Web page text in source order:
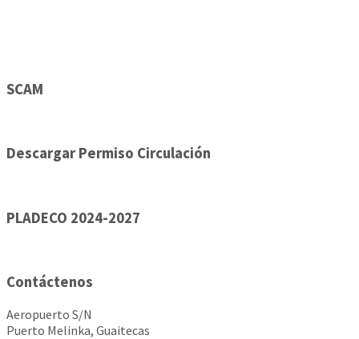
SCAM
Descargar Permiso Circulación
PLADECO 2024-2027
Contáctenos
Aeropuerto S/N
Puerto Melinka, Guaitecas